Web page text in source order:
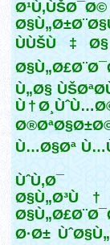
ÙÙŠÙ‡Ø§
Ù„Ø§
Ø®ØªØ§Ø±Ø©
Ù…Ø§Øª
ÙˆÙ‚Ø¯
Ø·Ø±